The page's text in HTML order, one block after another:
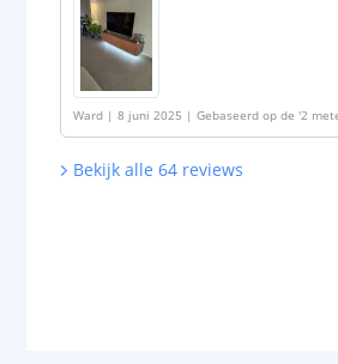
Ward | 8 juni 2025 | Gebaseerd op de '2
met IKEA Tradfri, Osram Lightify, Tuya
Bekijk alle 64 reviews